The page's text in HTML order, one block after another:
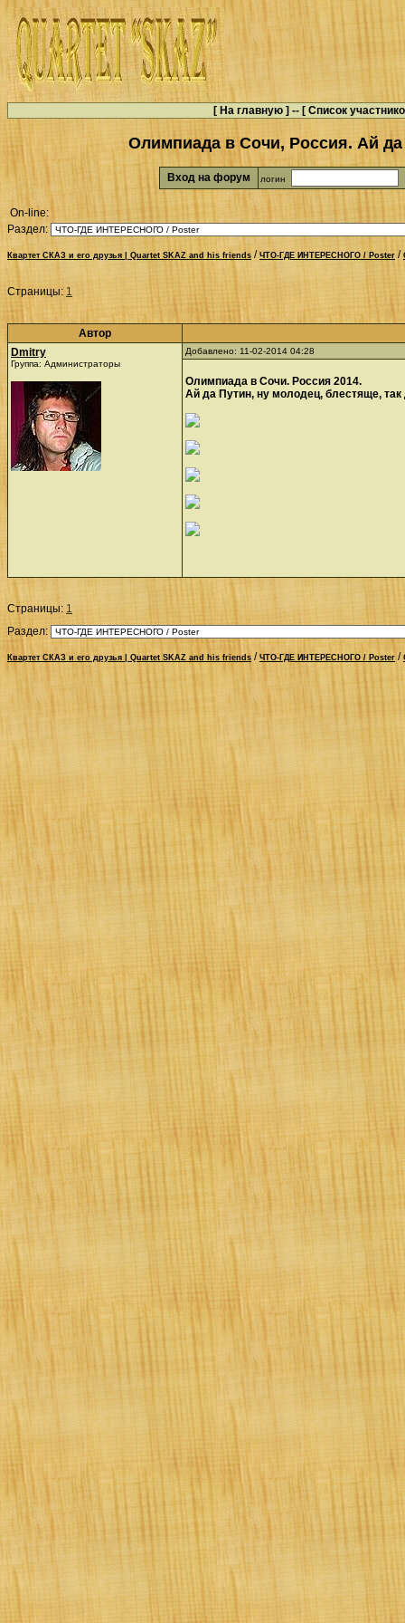
[ На главную ] -- [ Список
Олимпиада в Сочи, Россия. Ай
Вход на форум логин
On-line:
Раздел:
Квартет СКАЗ и его друзья | Quartet SKAZ and his friends / ЧТО-ГДЕ ИНТЕРЕСНОГО / Poster /
Страницы: 1
Автор
Dmitry
Группа: Администраторы
Добавлено: 11-02-2014 04:28
Олимпиада в Сочи. Россия 2014.
Ай да Путин, ну молодец, блестяще, так
Страницы: 1
Раздел:
Квартет СКАЗ и его друзья | Quartet SKAZ and his friends / ЧТО-ГДЕ ИНТЕРЕСНОГО / Poster /